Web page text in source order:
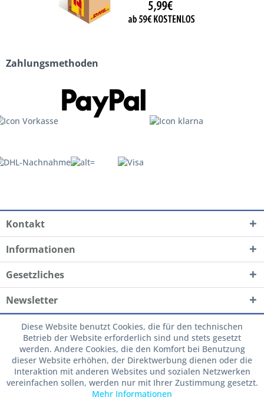
Zahlungsmethoden
Kontakt
Informationen
Gesetzliches
Newsletter
Diese Website benutzt Cookies, die für den technischen
Betrieb der Website erforderlich sind und stets gesetzt
werden. Andere Cookies, die den Komfort bei Benutzung
dieser Website erhöhen, der Direktwerbung dienen oder die
Interaktion mit anderen Websites und sozialen Netzwerken
vereinfachen sollen, werden nur mit Ihrer Zustimmung gesetzt.
Mehr Informationen